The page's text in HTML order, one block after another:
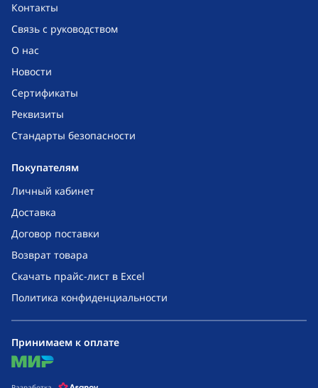
Контакты
Связь с руководством
О нас
Новости
Сертификаты
Реквизиты
Стандарты безопасности
Покупателям
Личный кабинет
Доставка
Договор поставки
Возврат товара
Скачать прайс-лист в Excel
Политика конфиденциальности
Принимаем к оплате
mir